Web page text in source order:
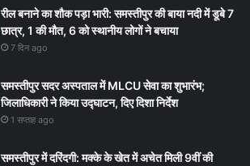
रील बनाने का शौक पड़ा भारी: समस्तीपुर की बाया नदी में डूबे 7
छात्र, 1 की मौत, 6 को स्थानीय लोगों ने बचाया
7 दिन ago
समस्तीपुर सदर अस्पताल में MLCU सेवा का शुभारंभ;
जिलाधिकारी ने किया उद्घाटन, दिए दिशा निर्देश
1 सप्ताह ago
समस्तीपुर में दरिंदगी: मक्के के खेत में अचेत मिली 9वीं की